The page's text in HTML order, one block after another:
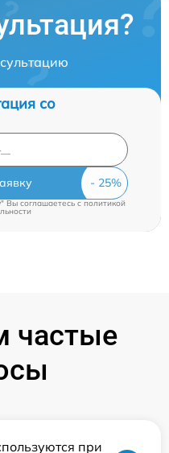
со
Вы соглашаетесь cполитикой
частые
при